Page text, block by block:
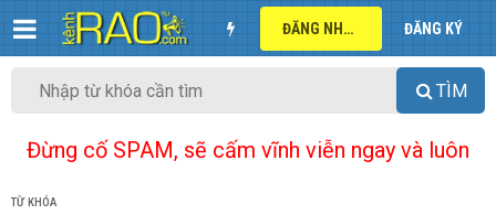
ĐĂNG NHẬP ĐĂNG KÝ
TÌM
Đừng cố SPAM, sẽ cấm vĩnh viễn ngay và luôn
TỪ KHÓA